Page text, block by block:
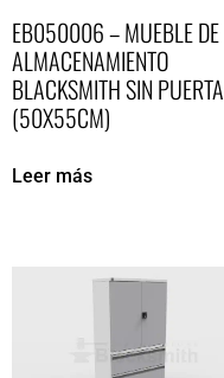
EB050006 – MUEBLE DE
ALMACENAMIENTO
BLACKSMITH SIN PUERTA
(50X55CM)
Leer más